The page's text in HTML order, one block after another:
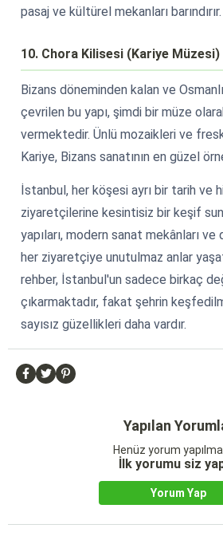
pasaj ve kültürel mekanları barındırır.
10. Chora Kilisesi (Kariye Müzesi)
Bizans döneminden kalan ve
çevrilen bu yapı, şimdi bir müze
vermektedir. Ünlü mozaikleri ve
Kariye, Bizans sanatının en güzel
İstanbul, her köşesi ayrı bir tarih ve
ziyaretçilerine kesintisiz bir keşif
yapıları, modern sanat mekânları ve
her ziyaretçiye unutulmaz anlar
rehber, İstanbul'un sadece birkaç
çıkarmaktadır, fakat şehrin
sayısız güzellikleri daha vardır.
Yapılan
Henüz yorum
İlk yorumu siz
Yorum Yap